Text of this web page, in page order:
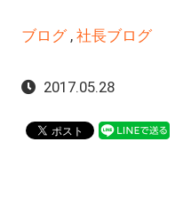
ブログ, 社長ブログ
2017.05.28